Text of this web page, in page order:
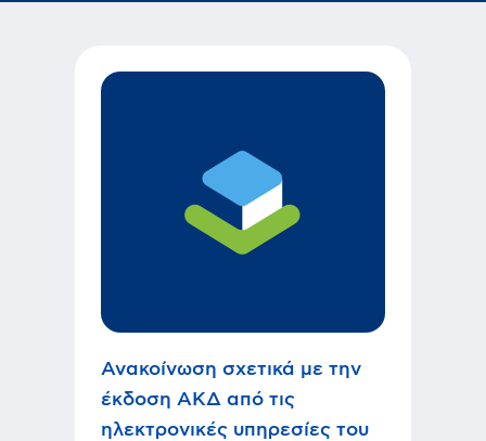
Ανακοίνωση σχετικά με την
έκδοση ΑΚΔ από τις
ηλεκτρονικές υπηρεσίες του